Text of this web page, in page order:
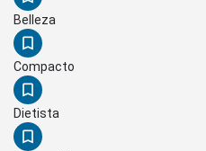
Belleza
Compacto
Dietista